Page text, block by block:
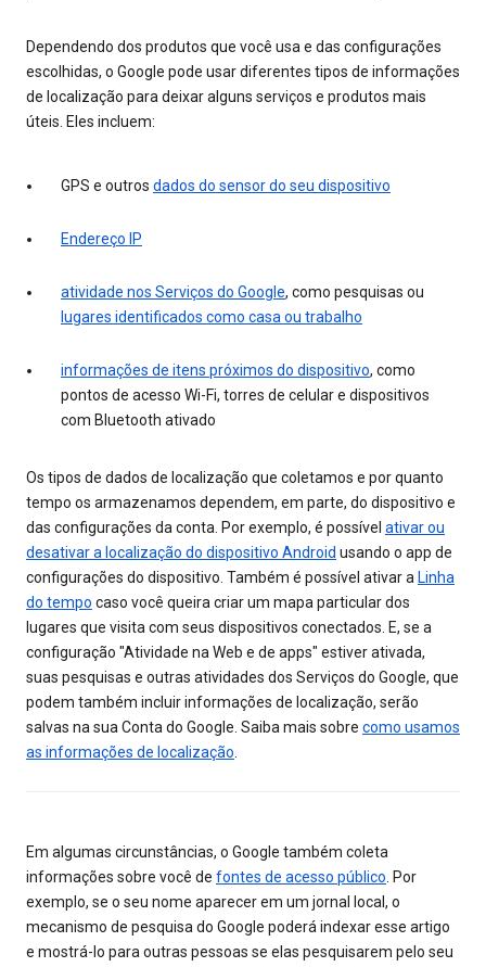
Dependendo dos produtos que você usa e das configurações
escolhidas, o Google pode usar diferentes tipos de informações
de localização para deixar alguns serviços e produtos mais
úteis. Eles incluem:
GPS e outros dados do sensor do seu dispositivo
Endereço IP
atividade nos Serviços do Google, como pesquisas ou
lugares identificados como casa ou trabalho
informações de itens próximos do dispositivo, como
pontos de acesso Wi-Fi, torres de celular e dispositivos
com Bluetooth ativado
Os tipos de dados de localização que coletamos e por quanto
tempo os armazenamos dependem, em parte, do dispositivo e
das configurações da conta. Por exemplo, é possível ativar ou
desativar a localização do dispositivo Android usando o app de
configurações do dispositivo. Também é possível ativar a Linha
do tempo caso você queira criar um mapa particular dos
lugares que visita com seus dispositivos conectados. E, se a
configuração "Atividade na Web e de apps" estiver ativada,
suas pesquisas e outras atividades dos Serviços do Google, que
podem também incluir informações de localização, serão
salvas na sua Conta do Google. Saiba mais sobre como usamos
as informações de localização.
Em algumas circunstâncias, o Google também coleta
informações sobre você de fontes de acesso público. Por
exemplo, se o seu nome aparecer em um jornal local, o
mecanismo de pesquisa do Google poderá indexar esse artigo
e mostrá-lo para outras pessoas se elas pesquisarem pelo seu